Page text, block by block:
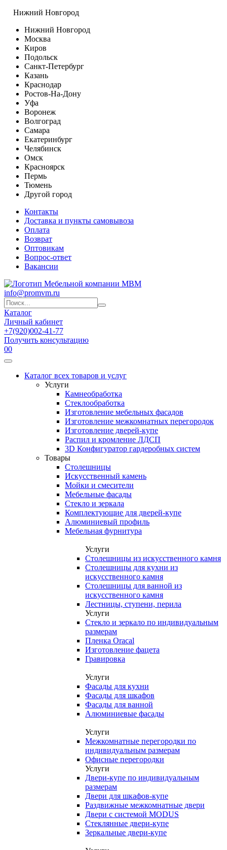
Нижний Новгород
Нижний Новгород
Москва
Киров
Подольск
Санкт-Петербург
Казань
Краснодар
Ростов-На-Дону
Уфа
Воронеж
Волгоград
Самара
Екатеринбург
Челябинск
Омск
Красноярск
Пермь
Тюмень
Другой город
Контакты
Доставка и пункты самовывоза
Оплата
Возврат
Оптовикам
Вопрос-ответ
Вакансии
info@promvm.ru
Каталог
Личный кабинет
+7(920)002-41-77
Получить консультацию
00
Каталог всех товаров и услуг
Услуги
Камнеобработка
Стеклообработка
Изготовление мебельных фасадов
Изготовление межкомнатных перегородок
Изготовление дверей-купе
Распил и кромление ЛДСП
3D Конфигуратор гардеробных систем
Товары
Столешницы
Искусственный камень
Мойки и смесители
Мебельные фасады
Стекло и зеркала
Комплектующие для дверей-купе
Алюминиевый профиль
Мебельная фурнитура
Услуги
Столешницы из искусственного камня
Столешницы для кухни из
искусственного камня
Столешницы для ванной из
искусственного камня
Лестницы, ступени, перила
Услуги
Стекло и зеркало по индивидуальным
размерам
Пленка Oracal
Изготовление фацета
Гравировка
Услуги
Фасады для кухни
Фасады для шкафов
Фасады для ванной
Алюминиевые фасады
Услуги
Межкомнатные перегородки по
индивидуальным размерам
Офисные перегородки
Услуги
Двери-купе по индивидуальным
размерам
Двери для шкафов-купе
Раздвижные межкомнатные двери
Двери с системой MODUS
Стеклянные двери-купе
Зеркальные двери-купе